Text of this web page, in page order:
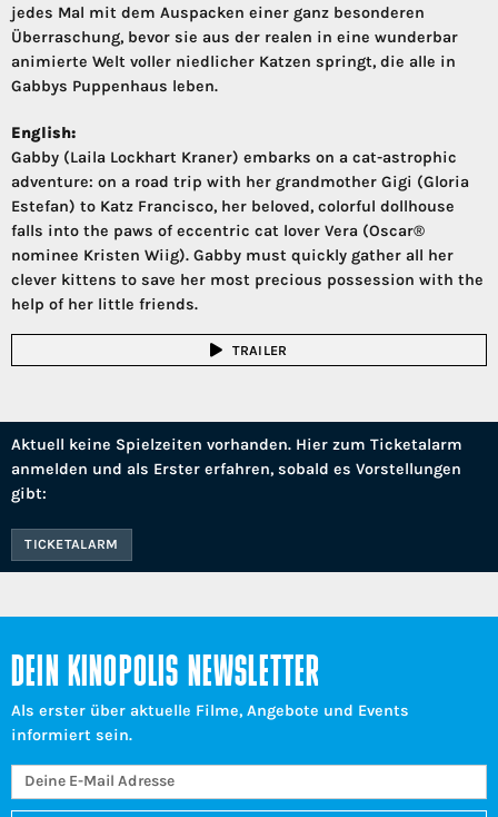
jedes Mal mit dem Auspacken einer ganz besonderen
Überraschung, bevor sie aus der realen in eine wunderbar
animierte Welt voller niedlicher Katzen springt, die alle in
Gabbys Puppenhaus leben.
English:
Gabby (Laila Lockhart Kraner) embarks on a cat-astrophic
adventure: on a road trip with her grandmother Gigi (Gloria
Estefan) to Katz Francisco, her beloved, colorful dollhouse
falls into the paws of eccentric cat lover Vera (Oscar®
nominee Kristen Wiig). Gabby must quickly gather all her
clever kittens to save her most precious possession with the
help of her little friends.
TRAILER
Aktuell keine Spielzeiten vorhanden. Hier zum Ticketalarm
anmelden und als Erster erfahren, sobald es Vorstellungen
gibt:
TICKETALARM
DEIN KINOPOLIS NEWSLETTER
Als erster über aktuelle Filme, Angebote und Events
informiert sein.